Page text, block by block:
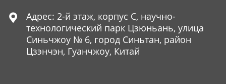

Адрес: 2-й этаж, корпус C, научно-
технологический парк Цзюньань, улица
Синьчжоу № 6, город Синьтан, район
Цзэнчэн, Гуанчжоу, Китай